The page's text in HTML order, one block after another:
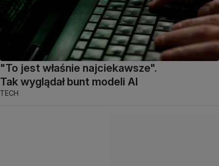
"To jest właśnie najciekawsze".
Tak wyglądał bunt modeli AI
TECH